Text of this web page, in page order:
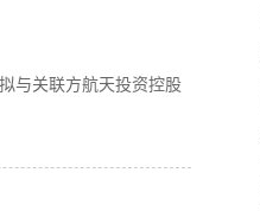
与关联方航天投资控股